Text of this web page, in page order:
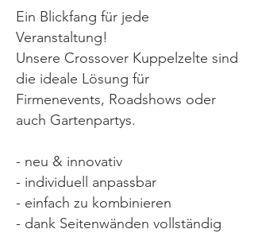
Ein Blickfang für jede
Veranstaltung!
Unsere Crossover Kuppelzelte sind
die ideale Lösung für
Firmenevents, Roadshows oder
auch Gartenpartys.
- neu & innovativ
- individuell anpassbar
- einfach zu kombinieren
- dank Seitenwänden vollständig